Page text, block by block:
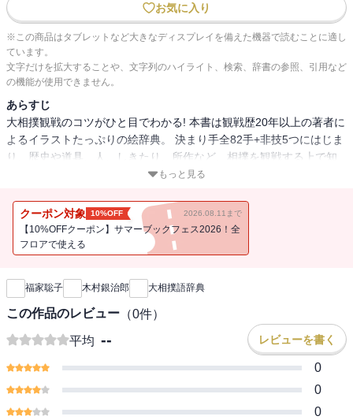
お気に入り
※この商品はタブレットなど大きなディスプレイを備えた機器で読むことに適し
ています。
文字だけを拡大することや、文字列のハイライト、検索、辞書の参照、引用など
の機能が使用できません。
あらすじ
大相撲観戦のコツがひと目でわかる! 本書は観戦歴20年以上の著者に
よるイラストたっぷりの絵辞典。 決まり手全82手+非技5つにはじま
り、歴史や道具、人、しきたり、所作など、相撲を観戦する上で知
っておきたい事柄をかわいいイラストとともにわかりやすく知るこ
チ」など、歴史ある相撲の世界では独特の用語も多く使われていま
すが、本書では用例とともに解説。 より深く相撲の世界に入ってい
けるでしょう。 本場所、地方場所を観戦する人はもちろん、テレビ
芸人”、キンボシの西田淳裕さんをはじめ、魅力的な執筆陣によるコ
ラムも多数収録しています。
もっと見る
クーポン対象 10%OFF 2026.08.11まで
【10%OFFクーポン】サマーブックフェス2026！全
フロアで使える
新刊通知
福家聡子 木村銀治郎 大相撲語辞典
この作品のレビュー （0件）
平均 -- レビューを書く
0
0
0